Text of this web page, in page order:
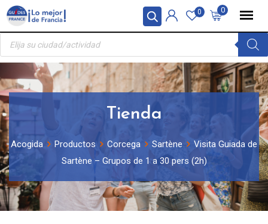
Panel de gestión de cookies
Skip
content
0
0
Búsqueda
productos
Tienda
Acogida Productos Corcega Sartène
Visita Guiada de
Sartène – Grupos de 1 a 30 pers (2h)